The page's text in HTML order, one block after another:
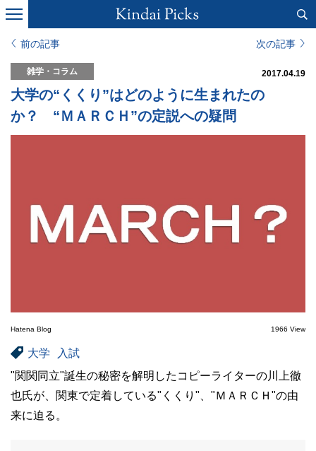
前の記事 次の記事
雑学・コラム 2017.04.19
大学の“くくり”はどのように生まれたの
か？ “ＭＡＲＣＨ”の定説への疑問
Hatena Blog 1966 View
大学
入試
"関関同立"誕生の秘密を解明したコピーライターの川上徹
也氏が、関東で定着している"くくり"、"ＭＡＲＣＨ"の由
来に迫る。